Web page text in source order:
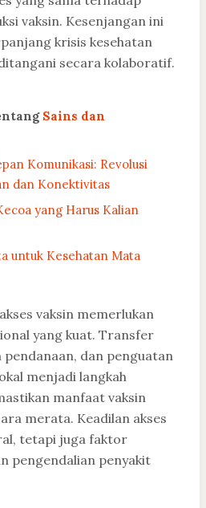
vaksin. Kesenjangan ini
krisis kesehatan
secara kolaboratif.
Sains dan
Komunikasi: Revolusi
dan Konektivitas
yang Harus Kalian
untuk Kesehatan Mata
vaksin memerlukan
yang kuat. Transfer
dan penguatan
menjadi langkah
manfaat vaksin
merata. Keadilan akses
tetapi juga faktor
pengendalian penyakit